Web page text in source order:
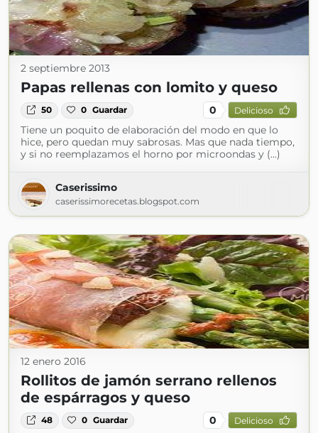
2 septiembre 2013
Papas rellenas con lomito y queso
50 0 Guardar 0 Delicioso
Tiene un poquito de elaboración del modo en que lo
hice, pero quedan muy sabrosas. Mas que nada tiempo,
y si no reemplazamos el horno por microondas y (...)
Caserissimo
caserissimorecetas.blogspot.com
12 enero 2016
Rollitos de jamón serrano rellenos
de espárragos y queso
48 0 Guardar 0 Delicioso